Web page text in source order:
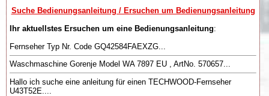
Suche Bedienungsanleitung / Ersuchen um Bedienungsanleitung
Ihr aktuellstes Ersuchen um eine Bedienungsanleitung:
Fernseher Typ Nr. Code GQ42584FAEXZG...
Waschmaschine Gorenje Model WA 7897 EU , ArtNo. 570657...
Hallo ich suche eine anleitung für einen TECHWOOD-Fernseher
U43T52E....